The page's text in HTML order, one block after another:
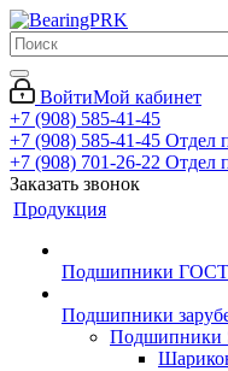
ВойтиМой кабинет
+7 (908) 585-41-45
+7 (908) 585-41-45 Отдел
+7 (908) 701-26-22 Отдел
Заказать звонок
Продукция
Подшипники ГОСТ
Подшипники
Подшипники